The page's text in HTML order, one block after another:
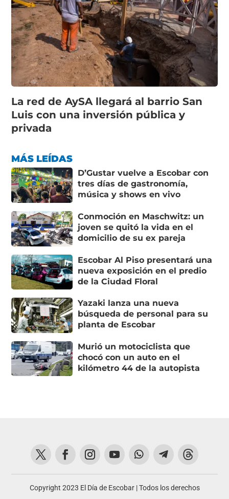
La red de AySA llegará al barrio San
Luis con una inversión pública y
privada
MÁS LEÍDAS
D’Gustar vuelve a Escobar con
tres días de gastronomía,
música y shows en vivo
Conmoción en Maschwitz: un
joven se quitó la vida en el
domicilio de su ex pareja
Escobar Al Piso presentará una
nueva exposición en el predio
de la Ciudad Floral
Yazaki lanza una nueva
búsqueda de personal para su
planta de Escobar
Murió un motociclista que
chocó con un auto en el
kilómetro 44 de la autopista
Copyright 2023 El Día de Escobar | Todos los derechos